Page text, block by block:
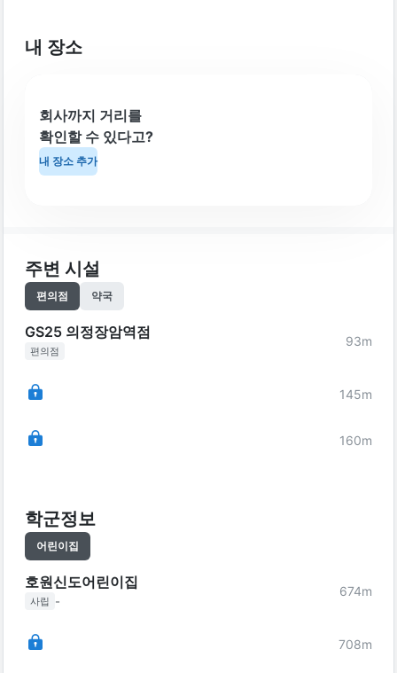
내 장소
회사까지 거리를
확인할 수 있다고?
내 장소 추가
주변 시설
편의점 약국
GS25 의정장암역점
편의점
93m
145m
160m
학군정보
어린이집
호원신도어린이집
사립 -
674m
708m